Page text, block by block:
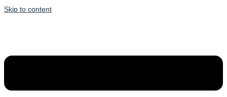
Skip to content